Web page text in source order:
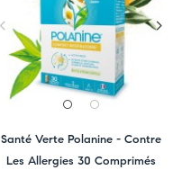
Santé Verte Polanine - Contre
Les Allergies 30 Comprimés